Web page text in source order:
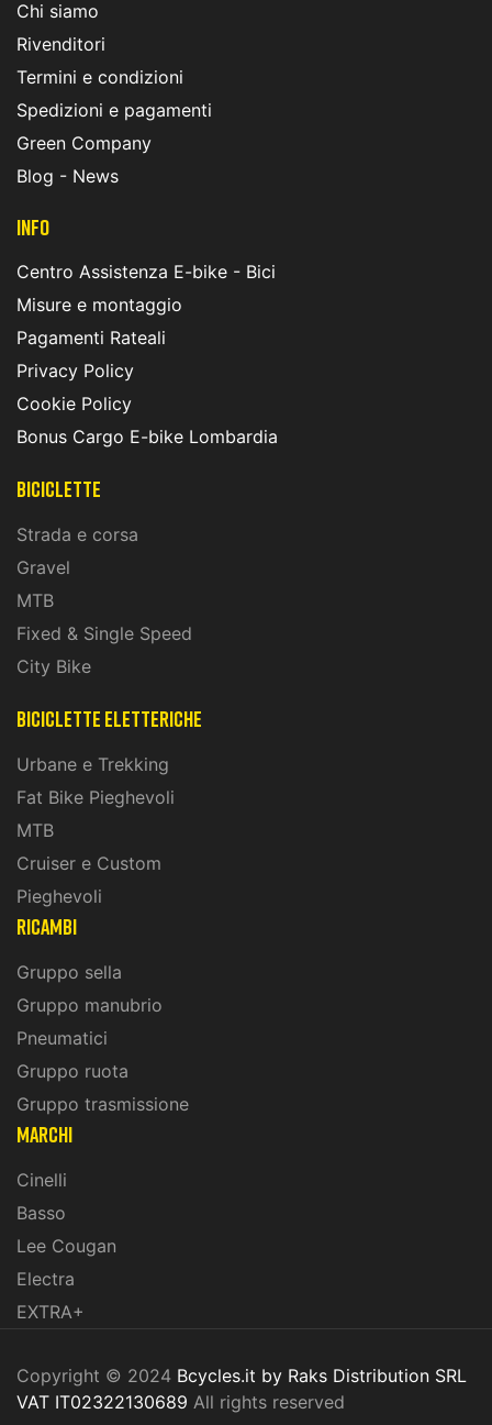
Chi siamo
Rivenditori
Termini e condizioni
Spedizioni e pagamenti
Green Company
Blog - News
INFO
Centro Assistenza E-bike - Bici
Misure e montaggio
Pagamenti Rateali
Privacy Policy
Cookie Policy
Bonus Cargo E-bike Lombardia
Biciclette
Strada e corsa
Gravel
MTB
Fixed & Single Speed
City Bike
biciclette eletteriche
Urbane e Trekking
Fat Bike Pieghevoli
MTB
Cruiser e Custom
Pieghevoli
ricambi
Gruppo sella
Gruppo manubrio
Pneumatici
Gruppo ruota
Gruppo trasmissione
marchi
Cinelli
Basso
Lee Cougan
Electra
EXTRA+
Copyright © 2024 Bcycles.it by Raks Distribution SRL
VAT IT02322130689 All rights reserved